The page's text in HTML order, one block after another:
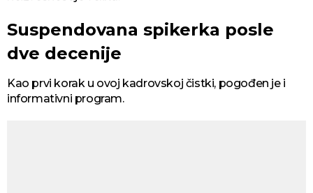
Suspendovana spikerka posle
dve decenije
Kao prvi korak u ovoj kadrovskoj čistki, pogođen je i
informativni program.